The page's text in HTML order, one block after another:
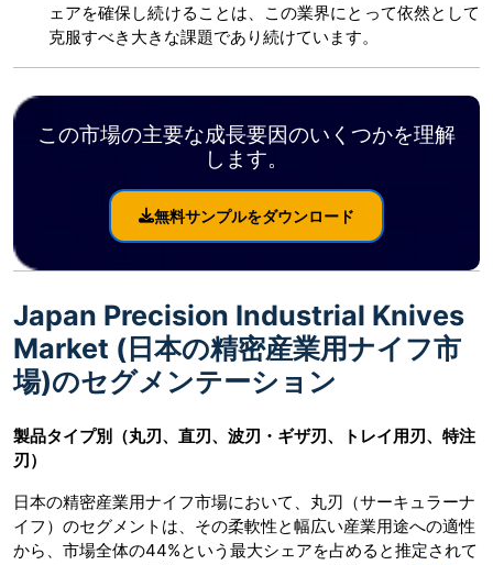
ェアを確保し続けることは、この業界にとって依然として
克服すべき大きな課題であり続けています。
この市場の主要な成長要因のいくつかを理解
します。
無料サンプルをダウンロード
Japan Precision Industrial Knives
Market (日本の精密産業用ナイフ市
場)のセグメンテーション
製品タイプ別（丸刃、直刃、波刃・ギザ刃、トレイ用刃、特注
刃）
日本の精密産業用ナイフ市場において、丸刃（サーキュラーナ
イフ）のセグメントは、その柔軟性と幅広い産業用途への適性
から、市場全体の44%という最大シェアを占めると推定されて